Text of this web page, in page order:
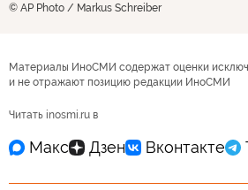
© AP Photo / Markus Schreiber
Материалы ИноСМИ содержат оценки
и не отражают позицию редакции ИноСМИ
Читать inosmi.ru в